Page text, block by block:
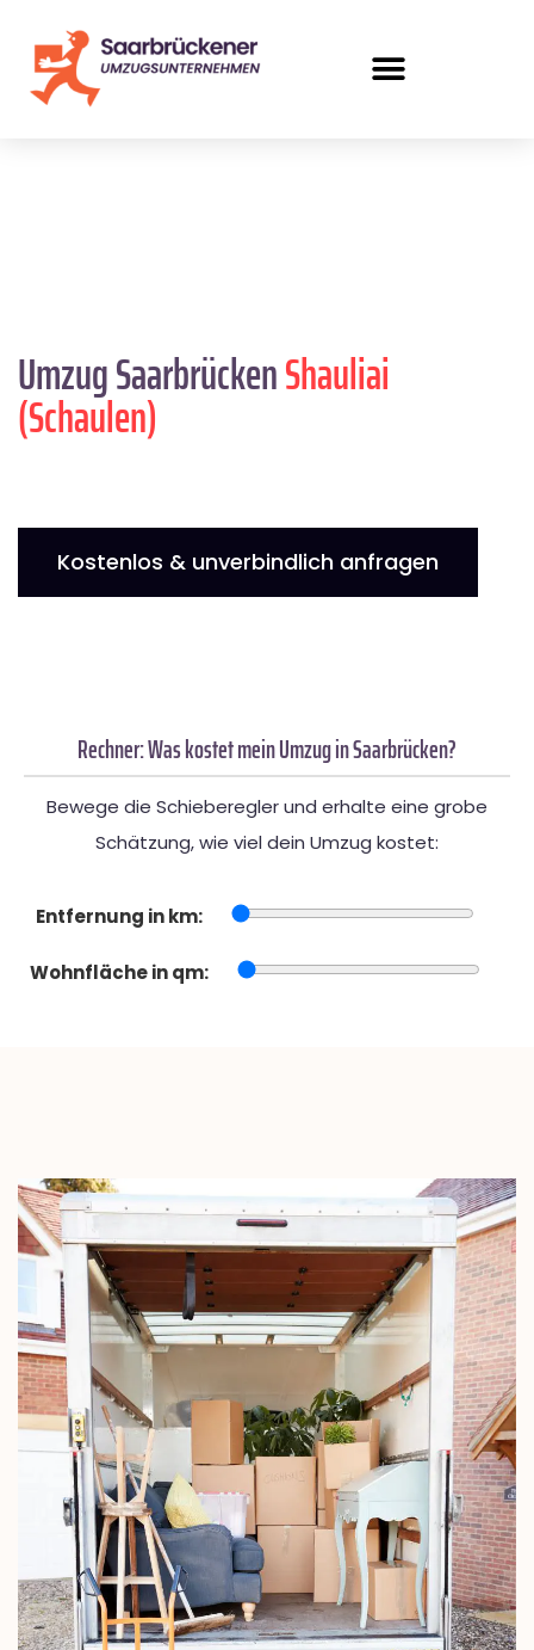
Umzug SaarbrückenShauliai
(Schaulen)
Kostenlos & unverbindlich anfragen
Rechner: Was kostet mein Umzug in Saarbrücken?
Bewege die Schieberegler und erhalte eine grobe
Schätzung, wie viel dein Umzug kostet:
Entfernung in km:
Wohnfläche in qm: